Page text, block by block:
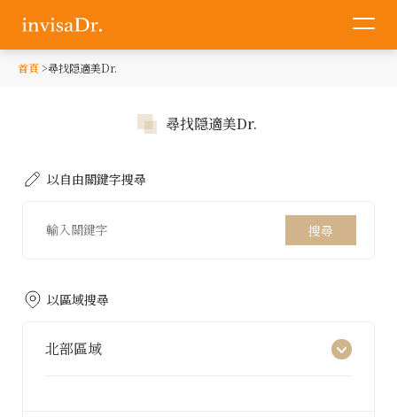
首頁 尋找隠適美Dr.
尋找隠適美Dr.
以自由關鍵字搜尋
以區域搜尋
北部區域